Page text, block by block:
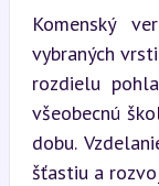
Komenský
vybraných
rozdielu
všeobecnú
dobu.
šťastiu a